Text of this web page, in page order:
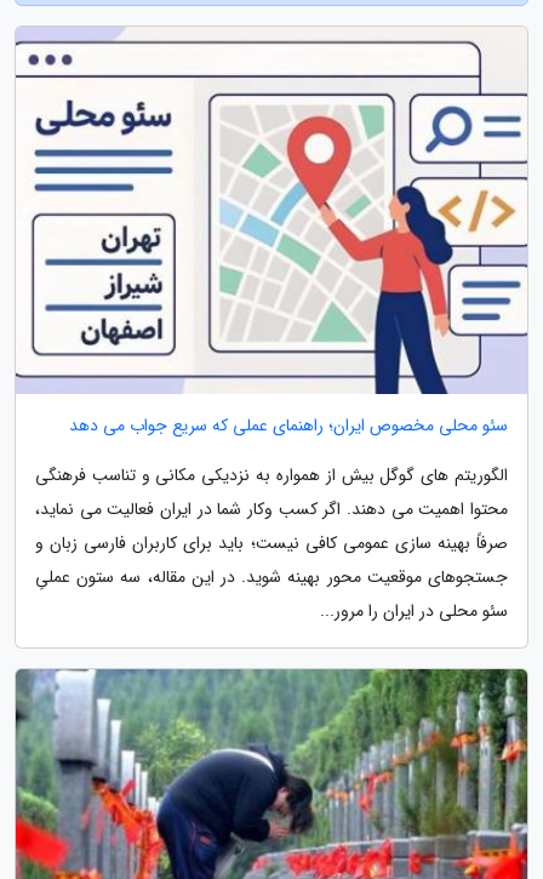
سئو محلی مخصوص ایران؛ راهنمای عملی که سریع جواب می دهد
الگوریتم های گوگل بیش از همواره به نزدیکی مکانی و تناسب فرهنگی
محتوا اهمیت می دهند. اگر کسب وکار شما در ایران فعالیت می نماید،
صرفاً بهینه سازی عمومی کافی نیست؛ باید برای کاربران فارسی زبان و
جستجوهای موقعیت محور بهینه شوید. در این مقاله، سه ستون عملیِ
سئو محلی در ایران را مرور...